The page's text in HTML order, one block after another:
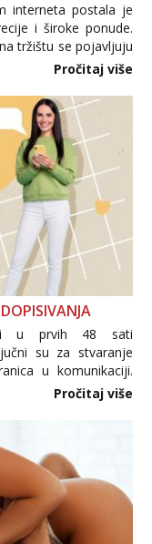
interneta postala je
i široke ponude.
tržištu se pojavljuju
internetske
Pročitaj više
u prvih 48 sati
su za stvaranje
u komunikaciji.
osobnih ili intimnih
nije zaslužila to
Pročitaj više